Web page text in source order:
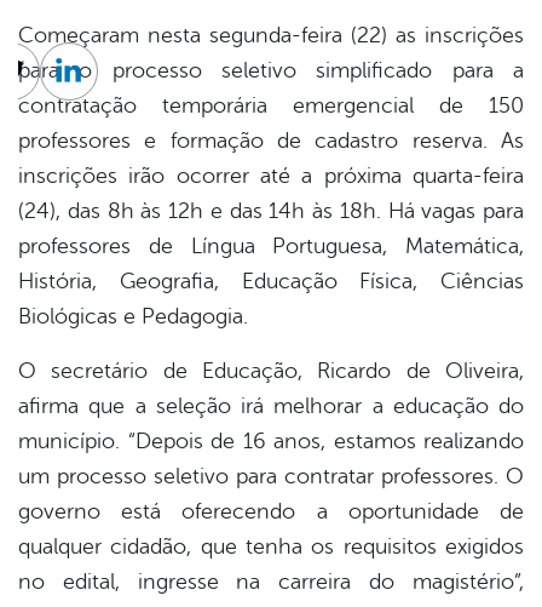
Começaram nesta segunda-feira (22) as inscrições
para o processo seletivo simplificado para a
contratação temporária emergencial de 150
professores e formação de cadastro reserva. As
inscrições irão ocorrer até a próxima quarta-feira
(24), das 8h às 12h e das 14h às 18h. Há vagas para
professores de Língua Portuguesa, Matemática,
História, Geografia, Educação Física, Ciências
Biológicas e Pedagogia.
O secretário de Educação, Ricardo de Oliveira,
afirma que a seleção irá melhorar a educação do
município. “Depois de 16 anos, estamos realizando
um processo seletivo para contratar professores. O
governo está oferecendo a oportunidade de
qualquer cidadão, que tenha os requisitos exigidos
no edital, ingresse na carreira do magistério”,
Twitter
Linkedin